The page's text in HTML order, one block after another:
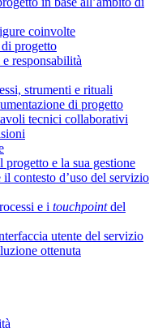
coinvolte
progetto
responsabilità
strumenti e rituali
di progetto
tecnici collaborativi
e la sua gestione
contesto d’uso del servizio
e i touchpointdel
utente del servizio
ottenuta